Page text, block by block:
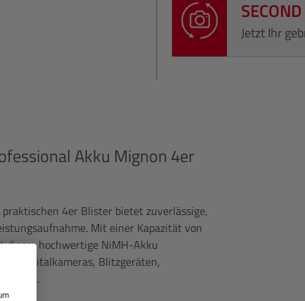
Jetzt Ihr
Akku Mignon 4er
4er Blister bietet zuverlässige,
Mit einer Kapazität von
dieser hochwertige NiMH-Akku
in Digitalkameras, Blitzgeräten,